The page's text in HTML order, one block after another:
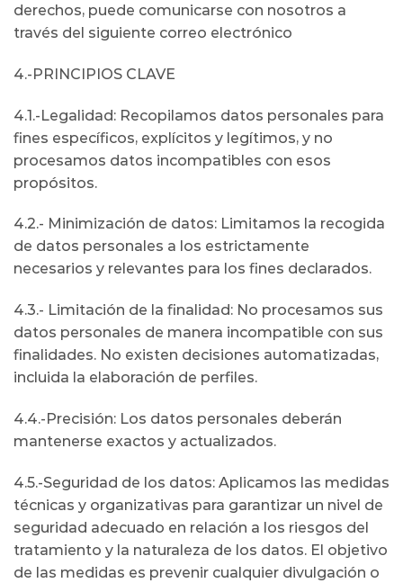
derechos, puede comunicarse con nosotros a
través del siguiente correo electrónico
4.-PRINCIPIOS CLAVE
4.1.-Legalidad: Recopilamos datos personales para
fines específicos, explícitos y legítimos, y no
procesamos datos incompatibles con esos
propósitos.
4.2.- Minimización de datos: Limitamos la recogida
de datos personales a los estrictamente
necesarios y relevantes para los fines declarados.
4.3.- Limitación de la finalidad: No procesamos sus
datos personales de manera incompatible con sus
finalidades. No existen decisiones automatizadas,
incluida la elaboración de perfiles.
4.4.-Precisión: Los datos personales deberán
mantenerse exactos y actualizados.
4.5.-Seguridad de los datos: Aplicamos las medidas
técnicas y organizativas para garantizar un nivel de
seguridad adecuado en relación a los riesgos del
tratamiento y la naturaleza de los datos. El objetivo
de las medidas es prevenir cualquier divulgación o